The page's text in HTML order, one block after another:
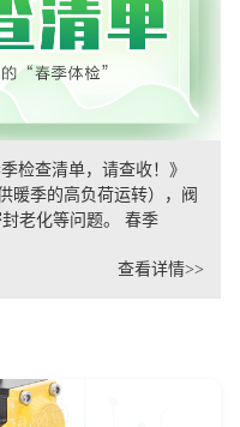
检查清单，请查收！》
暖季的高负荷运转），阀
老化等问题。 春季
查看详情>>